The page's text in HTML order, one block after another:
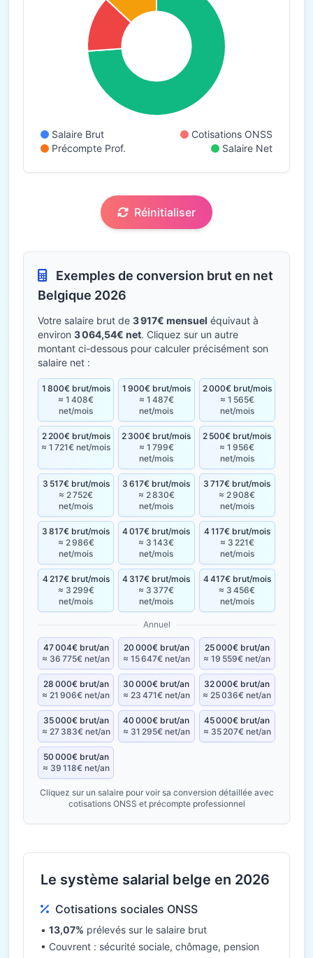
Salaire Brut
Cotisations ONSS
Précompte Prof.
Salaire Net
Réinitialiser
Exemples de conversion brut en net
Belgique 2026
Votre salaire brut de 3 917€ mensuel équivaut à
environ 3 064,54€ net. Cliquez sur un autre
montant ci-dessous pour calculer précisément son
salaire net :
1 800€ brut/mois
≈ 1 408€
net/mois
1 900€ brut/mois
≈ 1 487€
net/mois
2 000€ brut/mois
≈ 1 565€
net/mois
2 200€ brut/mois
≈ 1 721€ net/mois
2 300€ brut/mois
≈ 1 799€
net/mois
2 500€ brut/mois
≈ 1 956€
net/mois
3 517€ brut/mois
≈ 2 752€
net/mois
3 617€ brut/mois
≈ 2 830€
net/mois
3 717€ brut/mois
≈ 2 908€
net/mois
3 817€ brut/mois
≈ 2 986€
net/mois
4 017€ brut/mois
≈ 3 143€
net/mois
4 117€ brut/mois
≈ 3 221€
net/mois
4 217€ brut/mois
≈ 3 299€
net/mois
4 317€ brut/mois
≈ 3 377€
net/mois
4 417€ brut/mois
≈ 3 456€
net/mois
Annuel
47 004€ brut/an
≈ 36 775€ net/an
20 000€ brut/an
≈ 15 647€ net/an
25 000€ brut/an
≈ 19 559€ net/an
28 000€ brut/an
≈ 21 906€ net/an
30 000€ brut/an
≈ 23 471€ net/an
32 000€ brut/an
≈ 25 036€ net/an
35 000€ brut/an
≈ 27 383€ net/an
40 000€ brut/an
≈ 31 295€ net/an
45 000€ brut/an
≈ 35 207€ net/an
50 000€ brut/an
≈ 39 118€ net/an
Cliquez sur un salaire pour voir sa conversion détaillée avec
cotisations ONSS et précompte professionnel
Le système salarial belge en 2026
Cotisations sociales ONSS
• 13,07% prélevés sur le salaire brut
• Couvrent : sécurité sociale, chômage, pension